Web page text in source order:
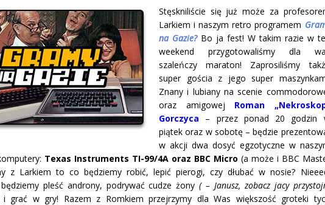
Stęskniliście się już może za
Larkiem i naszym retro programem
na Gazie?Bo ja fest! W takim razie w
weekend przygotowaliśmy dla
szaleńczy maraton! Zaprosiliśmy
super gościa z jego super
Znany i lubiany na scenie
oraz amigowej Roman
Gorczyca – przez ponad 20 godzin
piątek oraz w sobotę – będzie
w akcji dwa dosyć egzotyczne w
Texas Instruments TI-99/4A oraz BBC Micro (a może i BBC
z Larkiem to co będziemy robić, lepić pierogi, czy dłubać w nosie?
będziemy pleść androny, podrywać cudze żony( – Janusz, zobacz jacy
i grać w gry! Razem z Romkiem przejrzymy dla Was większość groteki